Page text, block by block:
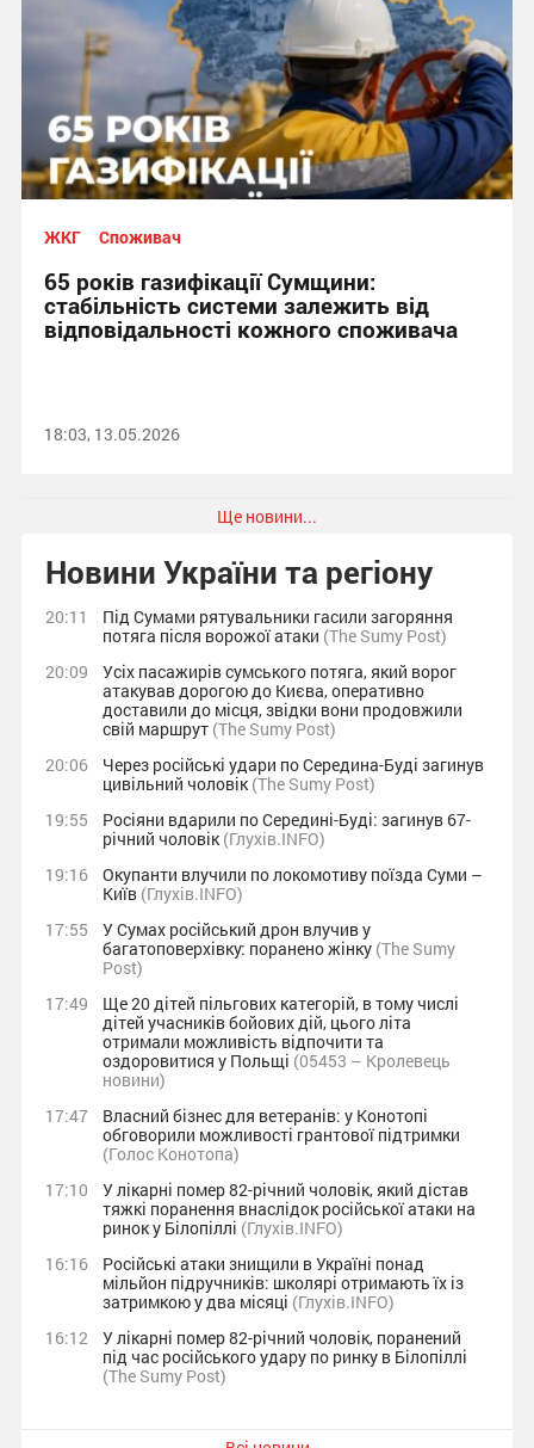
ЖКГ Споживач
65 років газифікації Сумщини:
стабільність системи залежить від
відповідальності кожного споживача
18:03, 13.05.2026
Ще новини...
Новини України та регіону
20:11
Під Сумами рятувальники гасили загоряння
потяга після ворожої атаки (The Sumy Post)
20:09
Усіх пасажирів сумського потяга, який ворог
атакував дорогою до Києва, оперативно
доставили до місця, звідки вони продовжили
свій маршрут (The Sumy Post)
20:06
Через російські удари по Середина-Буді загинув
цивільний чоловік(The Sumy Post)
19:55
Росіяни вдарили по Середині-Буді: загинув 67-
річний чоловік(Глухів.INFO)
19:16
Окупанти влучили по локомотиву поїзда Суми –
Київ (Глухів.INFO)
17:55
У Сумах російський дрон влучив у
багатоповерхівку: поранено жінку (The Sumy
Post)
17:49
Ще 20 дітей пільгових категорій, в тому числі
дітей учасників бойових дій, цього літа
отримали можливість відпочити та
оздоровитися у Польщі (05453 – Кролевець
новини)
17:47
Власний бізнес для ветеранів: у Конотопі
обговорили можливості грантової підтримки
(Голос Конотопа)
17:10
У лікарні помер 82-річний чоловік, який дістав
тяжкі поранення внаслідок російської атаки на
ринок у Білопіллі (Глухів.INFO)
16:16
Російські атаки знищили в Україні понад
мільйон підручників: школярі отримають їх із
затримкою у два місяці (Глухів.INFO)
16:12
У лікарні помер 82-річний чоловік, поранений
під час російського удару по ринку в Білопіллі
(The Sumy Post)